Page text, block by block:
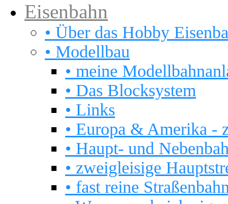
Eisenbahn
• Über das Hobby
• Modellbau
• meine
• Das Blocksystem
• Links
• Europa & Amerika -
• Haupt- und
• zweigleisige
• fast reine